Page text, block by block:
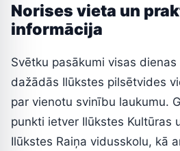
Norises vieta un
informācija
Svētku pasākumi visas
dažādās Ilūkstes pilsētvides
par vienotu svinību laukumu.
punkti ietver Ilūkstes Kultūras
Ilūkstes Raiņa vidusskolu, kā